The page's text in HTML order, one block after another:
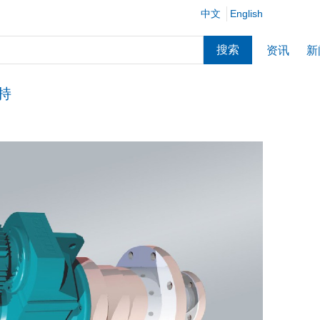
中文 English
搜索 资讯